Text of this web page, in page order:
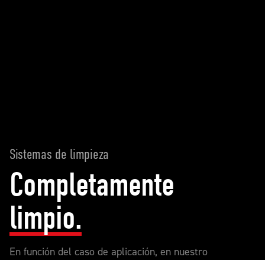
Sistemas de limpieza
Completamente
limpio.
En función del caso de aplicación, en nuestro